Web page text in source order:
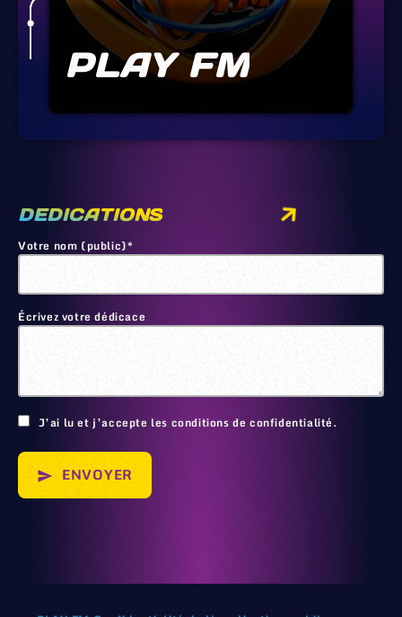
PLAY FM
DEDICATIONS
Votre nom (public)*
Écrivez votre dédicace
J’ai lu et j’accepte les conditions de confidentialité.
send ENVOYER